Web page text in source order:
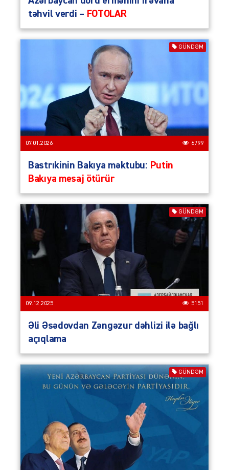
təhvil verdi – FOTOLAR
GÜNDƏM
07.01.2026 6799
Bastrıkinin Bakıya məktubu: Putin
Bakıya mesaj ötürür
GÜNDƏM
09.12.2025 5151
Əli Əsədovdan Zəngəzur dəhlizi ilə bağlı
açıqlama
GÜNDƏM